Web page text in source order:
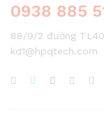
0938 885
88/9/2 đường
kd1@hpqtech.com